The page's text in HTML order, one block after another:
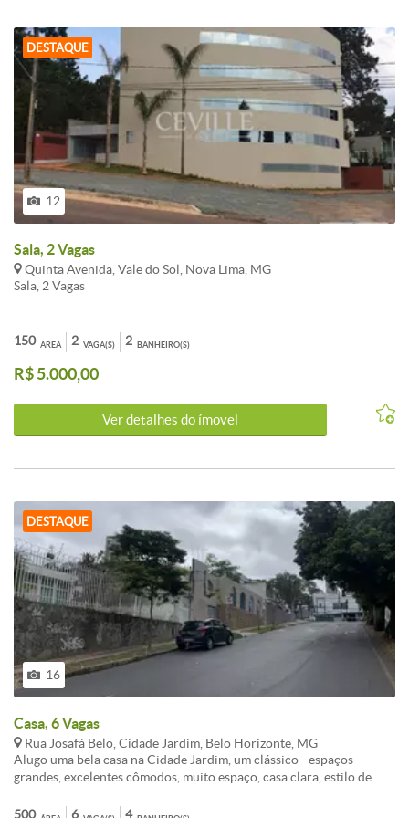
(paredes e tetos), em muito bom estado geral de conservação e
apresentação; já equipada com luminárias grandes, lâmpadas
fluorescentes, interruptores e tomadas instaladas nas paredes;
redes elétrica e hidráulica em normal funcionamento.
DESTAQUE
12
Sala, 2 Vagas
Quinta Avenida, Vale do Sol, Nova Lima, MG
Sala, 2 Vagas
ÁREA
150 VAGA(S)
2 BANHEIRO(S)
2
R$ 5.000,00
Ver detalhes do ímovel
DESTAQUE
16
Casa, 6 Vagas
Rua Josafá Belo, Cidade Jardim, Belo Horizonte, MG
Alugo uma bela casa na Cidade Jardim, um clássico - espaços
grandes, excelentes cômodos, muito espaço, casa clara, estilo de
ate residencia. DAMOS CARÊNCIA NO ALUGUEL PARA SUA
500 6 4